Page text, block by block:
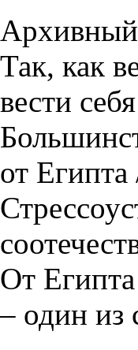
Архивный
Так, как
вести
от Египта
От
– один